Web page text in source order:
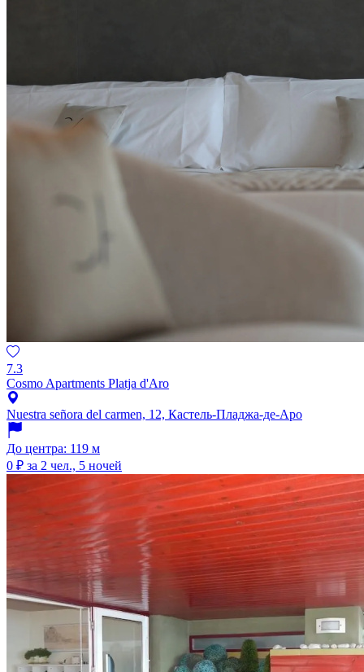
7.3
Cosmo Apartments Platja d'Aro
Nuestra señora del carmen, 12, Кастель-Пладжа-де-Аро
До центра: 119 м
0 ₽ за 2 чел., 5 ночей